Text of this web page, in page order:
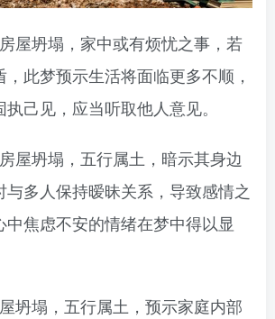
屋坍塌，家中或有烦忧之事，若
此梦预示生活将面临更多不顺，
己见，应当听取他人意见。
屋坍塌，五行属土，暗示其身边
多人保持暧昧关系，导致感情之
中焦虑不安的情绪在梦中得以显
坍塌，五行属土，预示家庭内部